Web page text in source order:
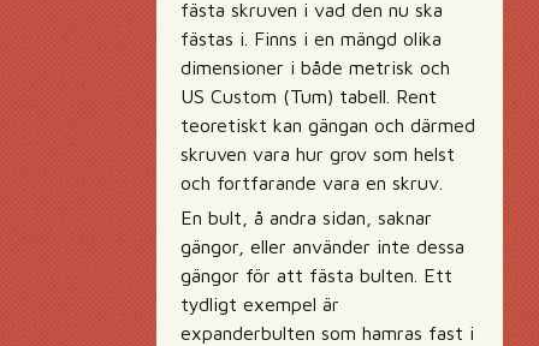
fästa skruven i vad den nu ska
fästas i. Finns i en mängd olika
dimensioner i både metrisk och
US Custom (Tum) tabell. Rent
teoretiskt kan gängan och därmed
skruven vara hur grov som helst
och fortfarande vara en skruv.
En bult, å andra sidan, saknar
gängor, eller använder inte dessa
gängor för att fästa bulten. Ett
tydligt exempel är
expanderbulten som hamras fast i